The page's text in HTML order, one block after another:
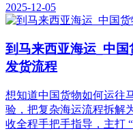
2025-12-05
到马来西亚海运_中
发货流程
想知道中国货物如何运往
验，把复杂海运流程拆解
收全程手把手指导，主打